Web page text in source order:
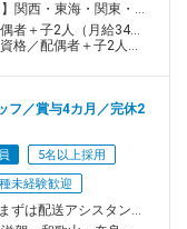
ュー！
され、収入もUP♪
【希望を考慮し決定】関西・東海・関東・北信越の各サービスセンター【関西エリア】大阪／京都／兵庫／奈良／和歌山／滋賀【関西以外のエリア】東京／神奈川／埼玉／千葉／愛知／三重／新潟／富山／石川※敷地内全面禁煙
533万円／30歳／配偶者＋子2人（月給34万円＋賞与4カ月分）
2人（月給43万円＋賞与4カ月分）
フ／賞与4カ月／完休2
5名以上採用
未経験歓迎
＜月残業15h程度＞まずは配送アシスタントからスタート！家電製品の配送～設置を担当